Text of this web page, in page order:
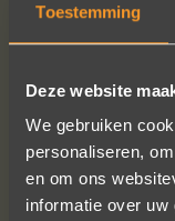
Toestemming
Deze website
We gebruiken
personaliseren,
en om ons
informatie over
VOLG